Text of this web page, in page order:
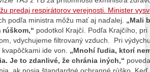
predaj respirátorov verejnosti. Minister
podľa ministra môžu mať aj naďalej. „Mali
rúškom,“ podotkol Krajčí. Podľa Krajčího,
vdychujeme filtrovaný vzduch. Pri
ide von.
„Mnohí ľudia, ktorí
Je to zdanlivé, že chránia iných,“